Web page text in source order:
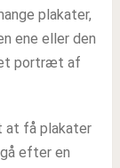
plakater,
ene eller den
et portræt af
at få plakater
efter en